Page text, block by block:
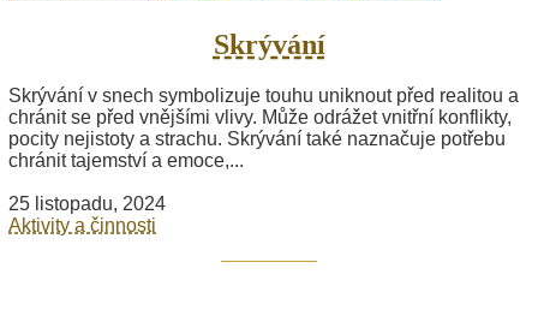
Skrývání
Skrývání v snech symbolizuje touhu uniknout před realitou a
chránit se před vnějšími vlivy. Může odrážet vnitřní konflikty,
pocity nejistoty a strachu. Skrývání také naznačuje potřebu
chránit tajemství a emoce,...
25 listopadu, 2024
Aktivity a činnosti